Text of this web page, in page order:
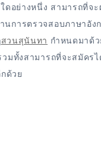
ดอย่างหนึ่ง สามารถที่จ
การตรวจสอบภาษาอัง
สวนสุนันทา กำหนดมาด้
มทั้งสามารถที่จะสมัคร
ด้วย